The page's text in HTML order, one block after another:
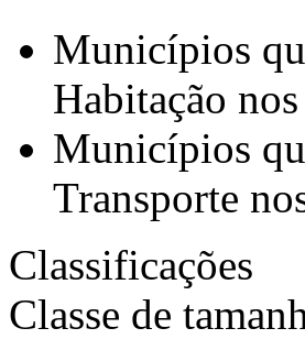
Municípios
Habitação
Municípios
Transporte
Classificações
Classe de